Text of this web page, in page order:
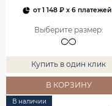
от1 148 ₽ x 6 платежей
Выберите размер:
Купить в один клик
В КОРЗИНУ
В наличии